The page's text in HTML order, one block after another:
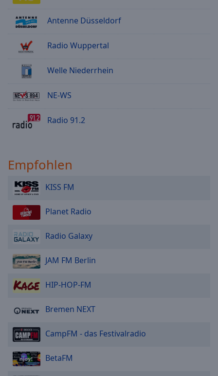
Antenne Düsseldorf
Radio Wuppertal
Welle Niederrhein
NE-WS
Radio 91.2
Empfohlen
KISS FM
Planet Radio
Radio Galaxy
JAM FM Berlin
HIP-HOP-FM
Bremen NEXT
CampFM - das Festivalradio
BetaFM